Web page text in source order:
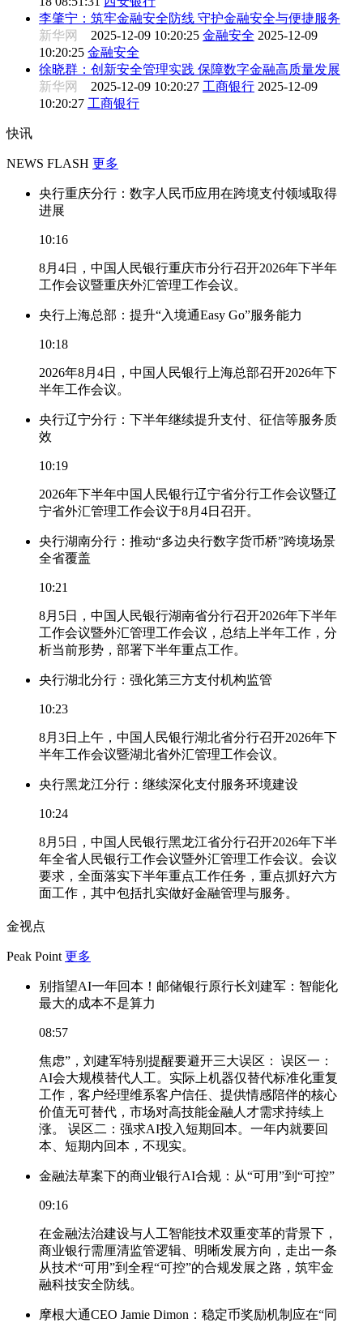
李肇宁：筑牢金融安全防线 守护金融安全与便捷服务
新华网 2025-12-09 10:20:25 金融安全 2025-12-09
10:20:25 金融安全
徐晓群：创新安全管理实践 保障数字金融高质量发展
新华网 2025-12-09 10:20:27 工商银行 2025-12-09
10:20:27 工商银行
快讯
NEWS FLASH 更多
央行重庆分行：数字人民币应用在跨境支付领域取得
进展
10:16
8月4日，中国人民银行重庆市分行召开2026年下半年
工作会议暨重庆外汇管理工作会议。
央行上海总部：提升“入境通Easy Go”服务能力
10:18
2026年8月4日，中国人民银行上海总部召开2026年下
半年工作会议。
央行辽宁分行：下半年继续提升支付、征信等服务质
效
10:19
2026年下半年中国人民银行辽宁省分行工作会议暨辽
宁省外汇管理工作会议于8月4日召开。
央行湖南分行：推动“多边央行数字货币桥”跨境场景
全省覆盖
10:21
8月5日，中国人民银行湖南省分行召开2026年下半年
工作会议暨外汇管理工作会议，总结上半年工作，分
析当前形势，部署下半年重点工作。
央行湖北分行：强化第三方支付机构监管
10:23
8月3日上午，中国人民银行湖北省分行召开2026年下
半年工作会议暨湖北省外汇管理工作会议。
央行黑龙江分行：继续深化支付服务环境建设
10:24
8月5日，中国人民银行黑龙江省分行召开2026年下半
年全省人民银行工作会议暨外汇管理工作会议。会议
要求，全面落实下半年重点工作任务，重点抓好六方
面工作，其中包括扎实做好金融管理与服务。
金视点
Peak Point 更多
别指望AI一年回本！邮储银行原行长刘建军：智能化
最大的成本不是算力
08:57
焦虑”，刘建军特别提醒要避开三大误区： 误区一：
AI会大规模替代人工。实际上机器仅替代标准化重复
工作，客户经理维系客户信任、提供情感陪伴的核心
价值无可替代，市场对高技能金融人才需求持续上
涨。 误区二：强求AI投入短期回本。一年内就要回
本、短期内回本，不现实。
金融法草案下的商业银行AI合规：从“可用”到“可控”
09:16
在金融法治建设与人工智能技术双重变革的背景下，
商业银行需厘清监管逻辑、明晰发展方向，走出一条
从技术“可用”到全程“可控”的合规发展之路，筑牢金
融科技安全防线。
摩根大通CEO Jamie Dimon：稳定币奖励机制应在“同